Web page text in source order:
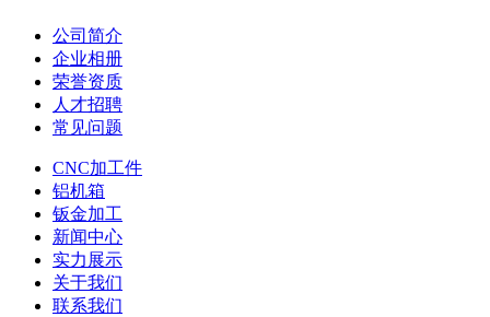
公司简介
企业相册
荣誉资质
人才招聘
常见问题
CNC加工件
铝机箱
钣金加工
新闻中心
实力展示
关于我们
联系我们